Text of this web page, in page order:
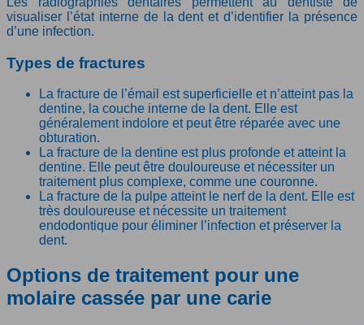
visualiser l’état interne de la dent et d’identifier la présence
d’une infection.
Types de fractures
La fracture de l’émail est superficielle et n’atteint pas la
dentine, la couche interne de la dent. Elle est
généralement indolore et peut être réparée avec une
obturation.
La fracture de la dentine est plus profonde et atteint la
dentine. Elle peut être douloureuse et nécessiter un
traitement plus complexe, comme une couronne.
La fracture de la pulpe atteint le nerf de la dent. Elle est
très douloureuse et nécessite un traitement
endodontique pour éliminer l’infection et préserver la
dent.
Options de traitement pour une
molaire cassée par une carie